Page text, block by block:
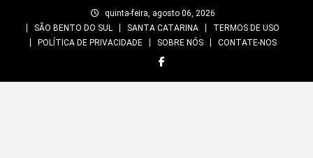
quinta-feira, agosto 06, 2026
SÃO BENTO DO SUL
SANTA CATARINA
TERMOS DE USO
POLÍTICA DE PRIVACIDADE
SOBRE NÓS CONTATE-NOS